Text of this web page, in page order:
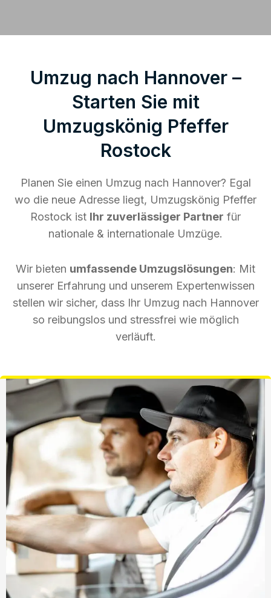
Umzug nach Hannover –
Starten Sie mit
Umzugskönig Pfeffer
Rostock
Planen Sie einen Umzug nach Hannover? Egal
wo die neue Adresse liegt, Umzugskönig Pfeffer
Rostock ist Ihr zuverlässiger Partner für
nationale & internationale Umzüge.
Wir bieten umfassende Umzugslösungen: Mit
unserer Erfahrung und unserem Expertenwissen
stellen wir sicher, dass Ihr Umzug nach Hannover
so reibungslos und stressfrei wie möglich
verläuft.